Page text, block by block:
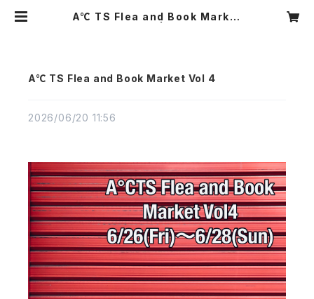
A℃ TS Flea and Book Market
A℃ TS Flea and Book Market Vol 4
2026/06/20 11:56